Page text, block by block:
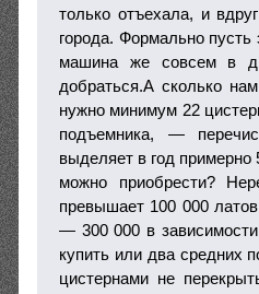
только отъехала, и
города. Формально
машина же совсем в
добраться.А сколько
нужно минимум 22
подъемника, —
выделяет в год примерно
можно приобрести?
превышает 100 000
— 300 000 в
купить или два средних
цистернами не